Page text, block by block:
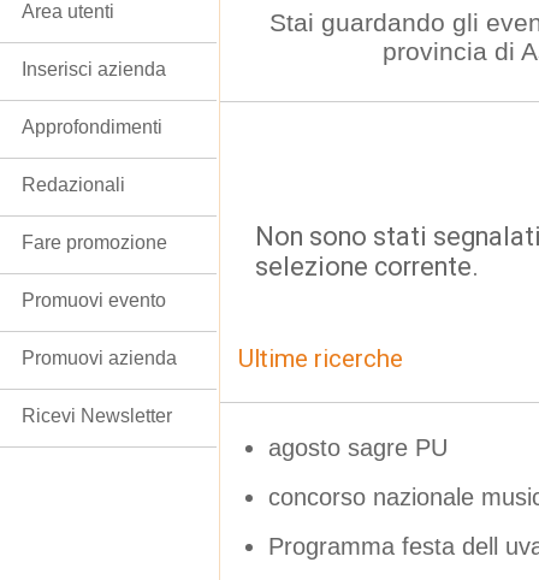
Stai guardando gli
provincia di
Non sono stati
selezione corrente.
Ultime ricerche
agosto sagre PU
concorso nazionale
Programma festa dell
Area utenti
Inserisci azienda
Approfondimenti
Redazionali
Fare promozione
Promuovi evento
Promuovi azienda
Ricevi Newsletter